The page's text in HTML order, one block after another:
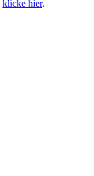
klicke hier.